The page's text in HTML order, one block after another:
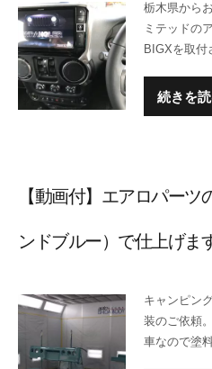
栃木県から
ミテッドの
BIGXを取付
続きを
【動画付】エアロパー
ンドブルー）で仕上げま
キャンピン
装のご依頼
車なので塗